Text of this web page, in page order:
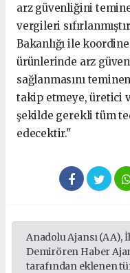
arz güvenliğini
vergileri
Bakanlığı ile
ürünlerinde arz
sağlanmasını
takip etmeye, üretici
şekilde gerekli tüm
edecektir."
Anadolu Ajansı (AA),
Demirören Haber
tarafından eklenen